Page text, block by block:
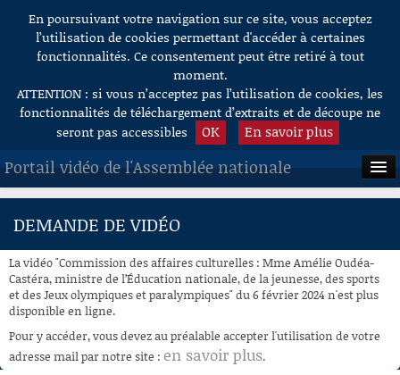
Aller au contenu
En poursuivant votre navigation sur ce site, vous acceptez
l’utilisation de cookies permettant d'accéder à certaines
fonctionnalités. Ce consentement peut être retiré à tout
moment.
ATTENTION : si vous n’acceptez pas l’utilisation de cookies, les
fonctionnalités de téléchargement d’extraits et de découpe ne
seront pas accessibles
OK En savoir plus
Portail vidéo de l'Assemblée nationale
ACCUEIL
À LA DEMANDE
RECHERCHE
AIDE À LA DÉCOUPE
DE VIDÉOS
DEMANDE DE VIDÉO
La vidéo "Commission des affaires culturelles : Mme Amélie Oudéa-
Castéra, ministre de l’Éducation nationale, de la jeunesse, des sports
et des Jeux olympiques et paralympiques" du 6 février 2024 n'est plus
disponible en ligne.
Pour y accéder, vous devez au préalable accepter l'utilisation de votre
adresse mail par notre site : en savoir plus.